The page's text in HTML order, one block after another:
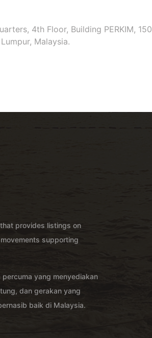
4th Floor, Building PERKIM, 150
Malaysia.
provides listings on
supporting
yang menyediakan
dan gerakan yang
baik di Malaysia.